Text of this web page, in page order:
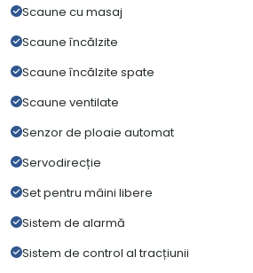
Scaune cu masaj
Scaune încălzite
Scaune încălzite spate
Scaune ventilate
Senzor de ploaie automat
Servodirecție
Set pentru mâini libere
Sistem de alarmă
Sistem de control al tracțiunii